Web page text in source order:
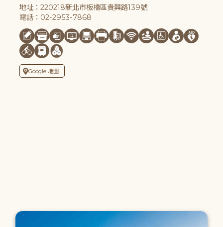
地址：220218新北市板橋區貴興路139號
電話：02-2953-7868
Google 地圖